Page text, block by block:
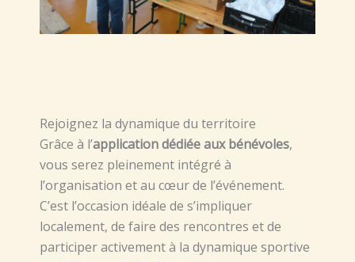
Rejoignez la dynamique du territoire
Grâce à l’application dédiée aux bénévoles,
vous serez pleinement intégré à
l’organisation et au cœur de l’événement.
C’est l’occasion idéale de s’impliquer
localement, de faire des rencontres et de
participer activement à la dynamique sportive